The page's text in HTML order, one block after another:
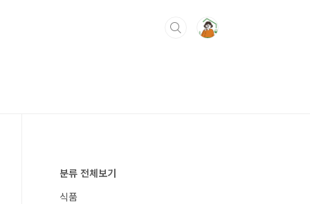
분류 전체보기
식품